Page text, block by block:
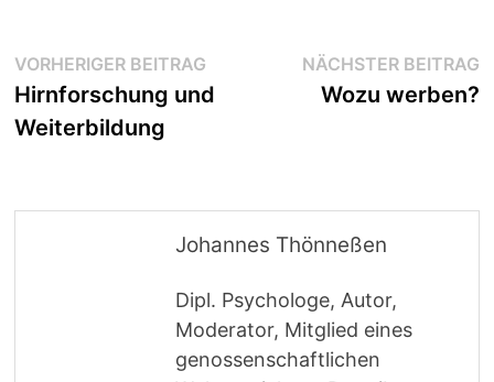
Beitragsnavigation
VORHERIGER BEITRAG Vorheriger
Beitrag:
Hirnforschung und
Weiterbildung
NÄCHSTER BEITRAG
Wozu werben?
Johannes Thönneßen
Dipl. Psychologe, Autor,
Moderator, Mitglied eines
genossenschaftlichen